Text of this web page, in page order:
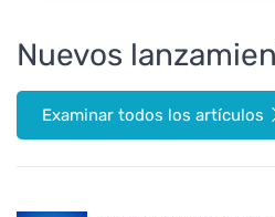
Nuevos
Examinar todos los artículos